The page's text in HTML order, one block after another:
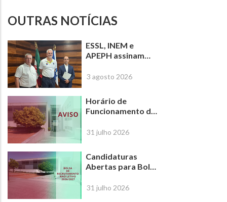
OUTRAS NOTÍCIAS
ESSL, INEM e
APEPH assinam
criar o primeiro
Hospitalar em
Portugal
3 agosto 2026
Horário de
Funcionamento da
de agosto de 2026
31 julho 2026
Candidaturas
Abertas para Bolsa
Ano Letivo
31 julho 2026